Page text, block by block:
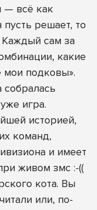
— всё как
решает, то
сам за
какие
мои подковы».
собралась
игра.
историей,
команд,
и имеет
живом змс :-((
кота. Вы
или, по-